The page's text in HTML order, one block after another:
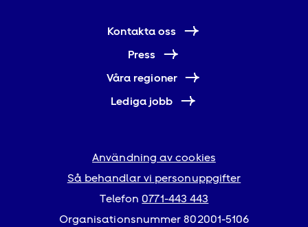
Kontakta oss
Press
Våra regioner
Lediga jobb
Användning av cookies
Så behandlar vi personuppgifter
Telefon0771-443 443
Organisationsnummer 802001-5106